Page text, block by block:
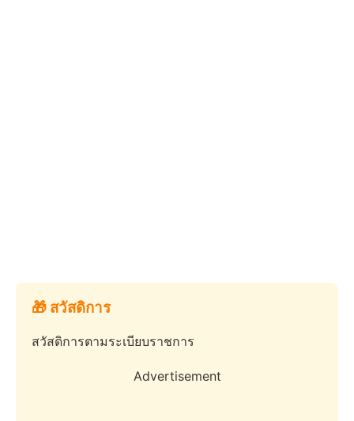
🎁 สวัสดิการ
สวัสดิการตามระเบียบราชการ
Advertisement